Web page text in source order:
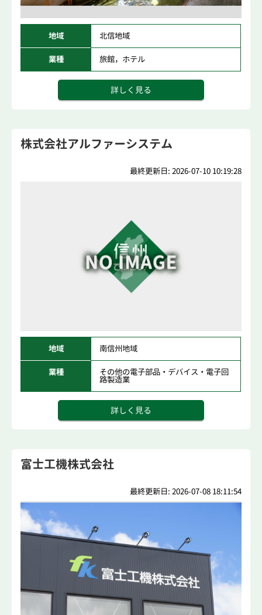
地域 北信地域
業種 旅館，ホテル
詳しく見る
株式会社アルファーシステム
最終更新日: 2026-07-10 10:19:28
地域 南信州地域
業種 その他の電子部品・デバイス・電子回
路製造業
詳しく見る
富士工機株式会社
最終更新日: 2026-07-08 18:11:54